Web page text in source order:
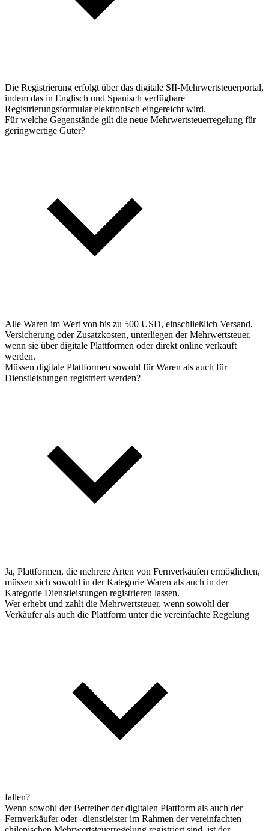
Die Registrierung erfolgt über das digitale SII-Mehrwertsteuerportal,
indem das in Englisch und Spanisch verfügbare
Registrierungsformular elektronisch eingereicht wird.
Für welche Gegenstände gilt die neue Mehrwertsteuerregelung für
geringwertige Güter?
Alle Waren im Wert von bis zu 500 USD, einschließlich Versand,
Versicherung oder Zusatzkosten, unterliegen der Mehrwertsteuer,
wenn sie über digitale Plattformen oder direkt online verkauft
werden.
Müssen digitale Plattformen sowohl für Waren als auch für
Dienstleistungen registriert werden?
Ja, Plattformen, die mehrere Arten von Fernverkäufen ermöglichen,
müssen sich sowohl in der Kategorie Waren als auch in der
Kategorie Dienstleistungen registrieren lassen.
Wer erhebt und zahlt die Mehrwertsteuer, wenn sowohl der
Verkäufer als auch die Plattform unter die vereinfachte Regelung
fallen?
Wenn sowohl der Betreiber der digitalen Plattform als auch der
Fernverkäufer oder -dienstleister im Rahmen der vereinfachten